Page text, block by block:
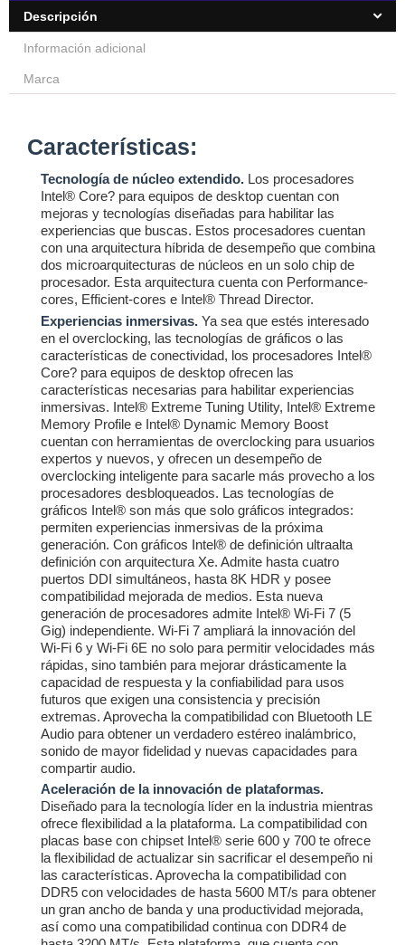
Descripción
Información adicional
Marca
Características:
Tecnología de núcleo extendido. Los procesadores
Intel® Core? para equipos de desktop cuentan con
mejoras y tecnologías diseñadas para habilitar las
experiencias que buscas. Estos procesadores cuentan
con una arquitectura híbrida de desempeño que combina
dos microarquitecturas de núcleos en un solo chip de
procesador. Esta arquitectura cuenta con Performance-
cores, Efficient-cores e Intel® Thread Director.
Experiencias inmersivas. Ya sea que estés interesado
en el overclocking, las tecnologías de gráficos o las
características de conectividad, los procesadores Intel®
Core? para equipos de desktop ofrecen las
características necesarias para habilitar experiencias
inmersivas. Intel® Extreme Tuning Utility, Intel® Extreme
Memory Profile e Intel® Dynamic Memory Boost
cuentan con herramientas de overclocking para usuarios
expertos y nuevos, y ofrecen un desempeño de
overclocking inteligente para sacarle más provecho a los
procesadores desbloqueados. Las tecnologías de
gráficos Intel® son más que solo gráficos integrados:
permiten experiencias inmersivas de la próxima
generación. Con gráficos Intel® de definición ultraalta
definición con arquitectura Xe. Admite hasta cuatro
puertos DDI simultáneos, hasta 8K HDR y posee
compatibilidad mejorada de medios. Esta nueva
generación de procesadores admite Intel® Wi-Fi 7 (5
Gig) independiente. Wi-Fi 7 ampliará la innovación del
Wi-Fi 6 y Wi-Fi 6E no solo para permitir velocidades más
rápidas, sino también para mejorar drásticamente la
capacidad de respuesta y la confiabilidad para usos
futuros que exigen una consistencia y precisión
extremas. Aprovecha la compatibilidad con Bluetooth LE
Audio para obtener un verdadero estéreo inalámbrico,
sonido de mayor fidelidad y nuevas capacidades para
compartir audio.
Aceleración de la innovación de plataformas.
Diseñado para la tecnología líder en la industria mientras
ofrece flexibilidad a la plataforma. La compatibilidad con
placas base con chipset Intel® serie 600 y 700 te ofrece
la flexibilidad de actualizar sin sacrificar el desempeño ni
las características. Aprovecha la compatibilidad con
DDR5 con velocidades de hasta 5600 MT/s para obtener
un gran ancho de banda y una productividad mejorada,
así como una compatibilidad continua con DDR4 de